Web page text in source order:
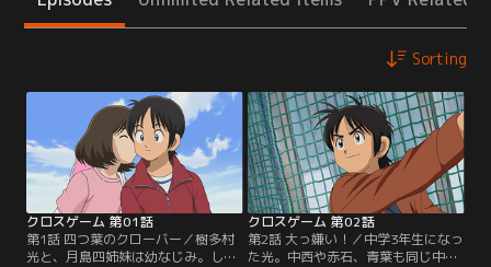
Sorting
クロスゲーム 第01話
第1話 四つ葉のクローバー／樹多村
光と、月島四姉妹は幼なじみ。しっ
クロスゲーム 第02話
第2話 大っ嫌い！／中学3年生になっ
た光。中西や赤石、青葉も同じ中学